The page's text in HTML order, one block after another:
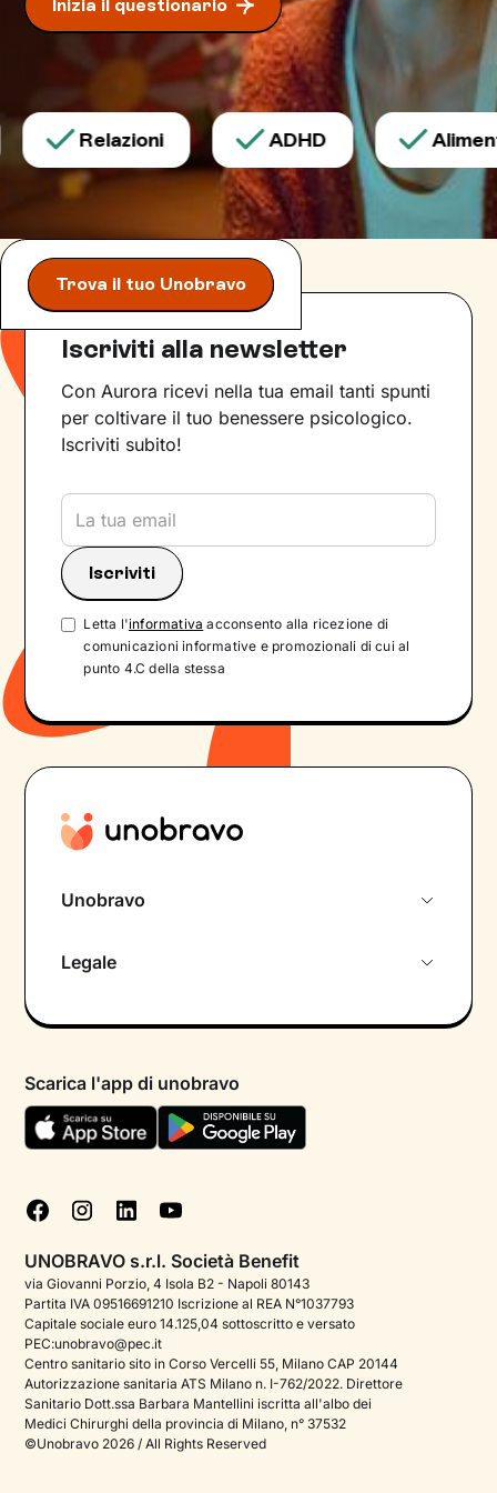
Inizia il questionario
Relazioni ADHD
Trova il tuo Unobravo
Iscriviti alla newsletter
Con Aurora ricevi nella tua email tanti spunti
per coltivare il tuo benessere psicologico.
Iscriviti subito!
Letta l'informativa acconsento alla ricezione di
comunicazioni informative e promozionali di cui al
punto 4.C della stessa
Unobravo
Psicologo in chat
Aiuto urgente
FAQ
Podcast di psicologia
Corporate
Psicologo italiano all'estero
Approfondimenti sulla salute mentale
Sala stampa
Legale
Termini e condizioni
Informativa Privacy
Cookie policy
Gestisci cookie
Scarica l'app di unobravo
UNOBRAVO s.r.l. Società Benefit
via Giovanni Porzio, 4 Isola B2 - Napoli 80143
Partita IVA 09516691210 Iscrizione al REA N°1037793
Capitale sociale euro 14.125,04 sottoscritto e versato
PEC:unobravo@pec.it
Centro sanitario sito in Corso Vercelli 55, Milano CAP 20144
Autorizzazione sanitaria ATS Milano n. I-762/2022. Direttore
Sanitario Dott.ssa Barbara Mantellini iscritta all'albo dei
Medici Chirurghi della provincia di Milano, n° 37532
©Unobravo 2026 / All Rights Reserved